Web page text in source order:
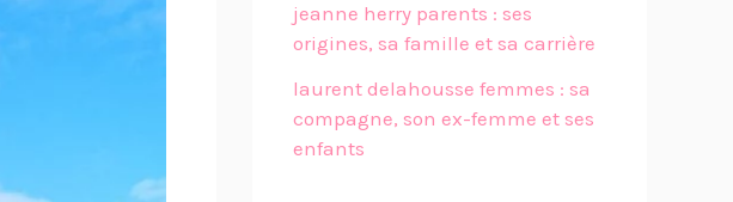
jeanne herry parents : ses
origines, sa famille et sa carrière
laurent delahousse femmes : sa
compagne, son ex-femme et ses
enfants